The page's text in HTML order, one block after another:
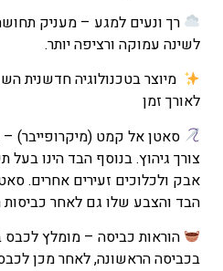
₪179
–
₪248
טווח
מחירים:
עד
רך ונעים למגע – מעניק
לשינה עמוקה ורציפה יותר.
מיוצר בטכנולוגיה חדשנית
לאורך זמן
סאטן אל קמט (מיקרופייבר)
צורך גיהוץ. בנוסף הבד הינו בעל
אבק ולכלוכים זעירים אחרים.
הבד והצבע שלו גם לאחר כביסות
הוראות כביסה – מומלץ
בכביסה הראשונה, לאחר מכן